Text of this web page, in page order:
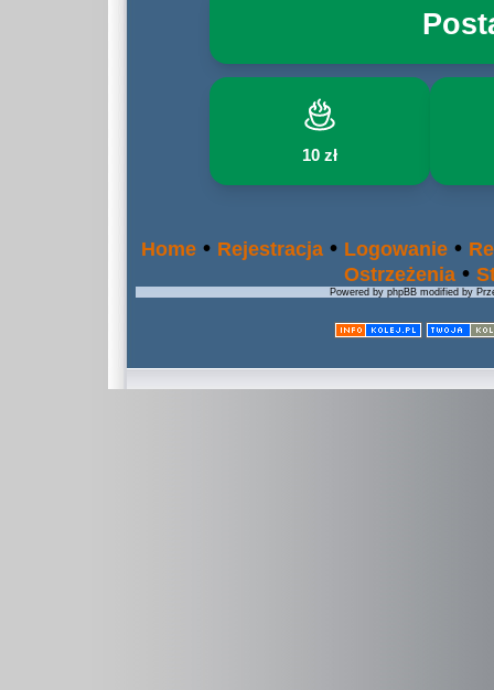
10 zł
Home • Rejestracja • Logowanie •
Ostrzeżenia •
Powered by phpBB modified by